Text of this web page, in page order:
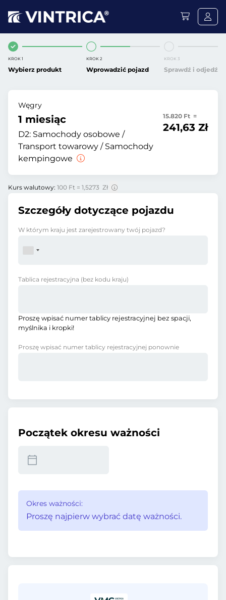
KROK 1
Wybierz produkt
KROK 2
Wprowadzić pojazd
KROK 3
Sprawdź i odjedź
Węgry
1 miesiąc
D2: Samochody osobowe /
Transport towarowy / Samochody
kempingowe
15.820 Ft =
241,63 Zł
Kurs walutowy: 100 Ft = 1,5273 Zł
Szczegóły dotyczące pojazdu
W którym kraju jest zarejestrowany twój pojazd?
Tablica rejestracyjna (bez kodu kraju)
Proszę wpisać numer tablicy rejestracyjnej bez spacji,
myślnika i kropki!
Proszę wpisać numer tablicy rejestracyjnej ponownie
Początek okresu ważności
Okres ważności:
Proszę najpierw wybrać datę ważności.